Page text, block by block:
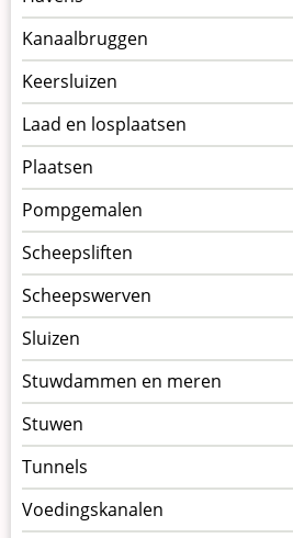
Kanaalbruggen
Keersluizen
Laad en losplaatsen
Plaatsen
Pompgemalen
Scheepsliften
Scheepswerven
Sluizen
Stuwdammen en meren
Stuwen
Tunnels
Voedingskanalen